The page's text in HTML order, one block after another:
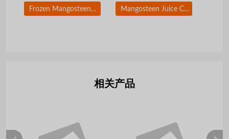
Frozen Mangosteen Pulp /puree from Thailand Mangosteen Juice Concentrated 60 brix
相关产品